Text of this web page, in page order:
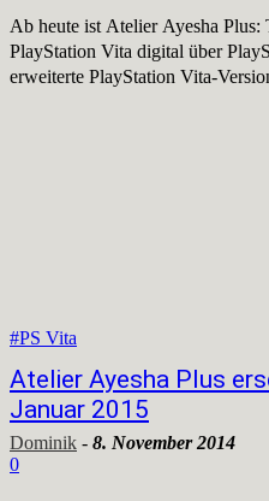
Ab heute ist Atelier Ayesha
PlayStation Vita digital über
erweiterte PlayStation Vita-
#PS Vita
Atelier Ayesha Plus
Januar 2015
Dominik - 8. November 2014
0